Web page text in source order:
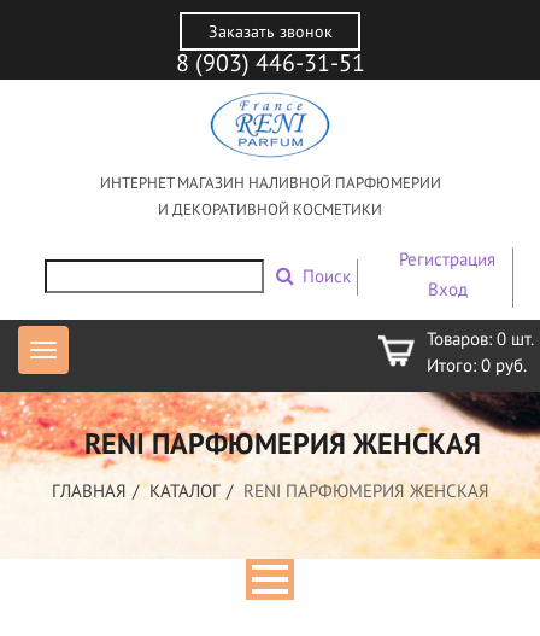
Заказать звонок
8 (903) 446-31-51
ИНТЕРНЕТ МАГАЗИН НАЛИВНОЙ ПАРФЮМЕРИИ
И ДЕКОРАТИВНОЙ КОСМЕТИКИ
Поиск
Регистрация
Вход
Товаров: 0 шт.
Итого: 0 руб.
RENI ПАРФЮМЕРИЯ ЖЕНСКАЯ
ГЛАВНАЯ КАТАЛОГ RENI ПАРФЮМЕРИЯ ЖЕНСКАЯ